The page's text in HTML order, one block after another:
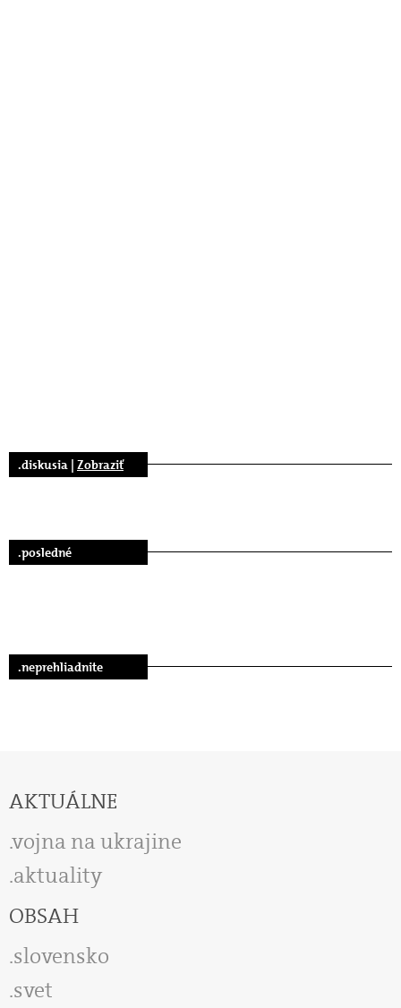
.diskusia | Zobraziť
.posledné
.neprehliadnite
AKTUÁLNE
vojna na ukrajine
aktuality
OBSAH
slovensko
svet